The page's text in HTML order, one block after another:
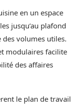
en un espace
jusqu’au plafond
volumes utiles.
modulaires facilite
des affaires
le plan de travail